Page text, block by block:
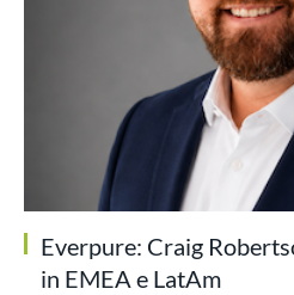
Everpure: Craig
in EMEA e LatAm